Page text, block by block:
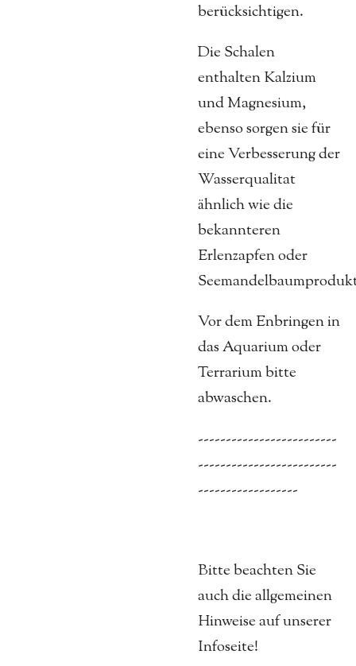
berücksichtigen.
Die Schalen
enthalten Kalzium
und Magnesium,
ebenso sorgen sie für
eine Verbesserung der
Wasserqualitat
ähnlich wie die
bekannteren
Erlenzapfen oder
Vor dem Enbringen in
das Aquarium oder
Terrarium bitte
abwaschen.
-------------------------
-------------------------
------------------
Bitte beachten Sie
auch die allgemeinen
Hinweise auf unserer
Infoseite!